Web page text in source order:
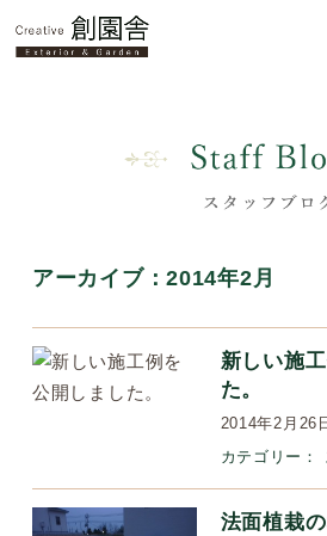
アーカイブ：2014年2月
新しい施
た。
2014年2月26
カテゴリー：
法面植栽